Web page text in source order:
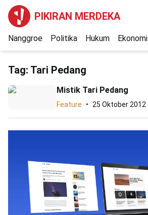
PIKIRAN MERDEKA
Nanggroe Politika Hukum Ekonomi
Tag: Tari Pedang
Mistik Tari Pedang
Feature 25 Oktober 2012